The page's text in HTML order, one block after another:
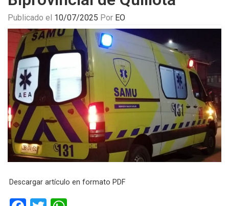
Publicado el 10/07/2025 Por EO
Descargar artículo en formato PDF